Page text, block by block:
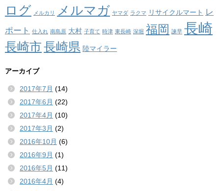
ログ メルカリ メルマガ ヤマダ ラクマ リサイクルマート レ
ポート
仕入れ 南島原 大村 子育て 時津 東長崎 深堀 福岡 諫早 長崎
長崎市長崎県 陸マイラー
アーカイブ
2017年7月 (14)
2017年6月 (22)
2017年4月 (10)
2017年3月 (2)
2016年10月 (6)
2016年9月 (1)
2016年5月 (11)
2016年4月 (4)